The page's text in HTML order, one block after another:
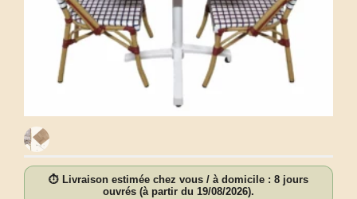
⏱ Livraison estimée chez vous / à domicile : 8 jours
ouvrés (à partir du 19/08/2026).